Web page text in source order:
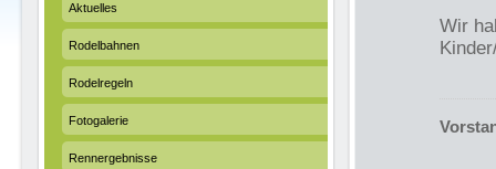
Wir
Kinder
Aktuelles
Rodelbahnen
Rodelregeln
Fotogalerie
Rennergebnisse